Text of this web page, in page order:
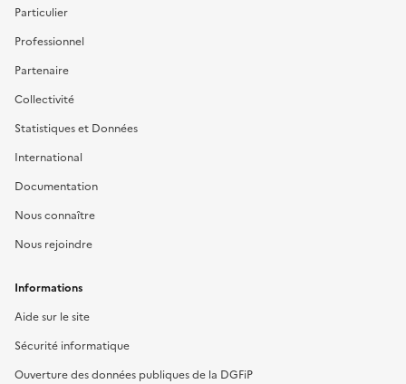
Particulier
Professionnel
Partenaire
Collectivité
Statistiques et Données
International
Documentation
Nous connaître
Nous rejoindre
Informations
Aide sur le site
Sécurité informatique
Ouverture des données publiques de la DGFiP